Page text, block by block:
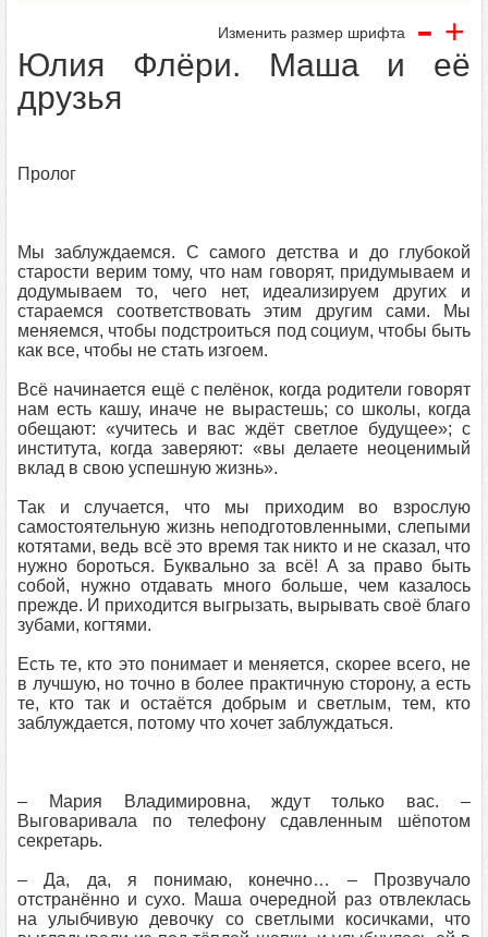
Изменить размер шрифта - +
Юлия Флёри. Маша и её
друзья
Пролог
Мы заблуждаемся. С самого детства и до глубокой
старости верим тому, что нам говорят, придумываем и
додумываем то, чего нет, идеализируем других и
стараемся соответствовать этим другим сами. Мы
меняемся, чтобы подстроиться под социум, чтобы быть
как все, чтобы не стать изгоем.
Всё начинается ещё с пелёнок, когда родители говорят
нам есть кашу, иначе не вырастешь; со школы, когда
обещают: «учитесь и вас ждёт светлое будущее»; с
института, когда заверяют: «вы делаете неоценимый
вклад в свою успешную жизнь».
Так и случается, что мы приходим во взрослую
самостоятельную жизнь неподготовленными, слепыми
котятами, ведь всё это время так никто и не сказал, что
нужно бороться. Буквально за всё! А за право быть
собой, нужно отдавать много больше, чем казалось
прежде. И приходится выгрызать, вырывать своё благо
зубами, когтями.
Есть те, кто это понимает и меняется, скорее всего, не
в лучшую, но точно в более практичную сторону, а есть
те, кто так и остаётся добрым и светлым, тем, кто
заблуждается, потому что хочет заблуждаться.
– Мария Владимировна, ждут только вас. –
Выговаривала по телефону сдавленным шёпотом
секретарь.
– Да, да, я понимаю, конечно… – Прозвучало
отстранённо и сухо. Маша очередной раз отвлеклась
на улыбчивую девочку со светлыми косичками, что